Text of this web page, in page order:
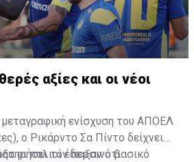
αξίες και οι νέοι
ενίσχυση του ΑΠΟΕΛ
ο Ρικάρντο Σα Πίντο δείχνει
τον περσινό βασικό
οι παλιοί έδειξαν ότι